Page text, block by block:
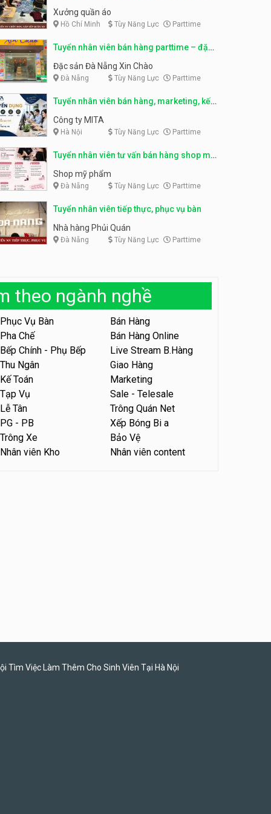
Tuyển nhân viên đóng gói
Shop online
partime, fulltime
Tuyển nhân viên phục vụ
khu vui chơi parttime linh
Khu vui chơi May Town
hàng shop mỹ phẩm
Shop mỹ phẩm
giữ xe parttime – Kibo Kid
KIBO KIDS
Tuyển nhân viên edit ảnh,
video parttime
Tuyển nhân viên tiếp thực,
phục vụ bàn
Tuyển nhân viên phục vụ ca
tối – quán kem dừa
Quán kem dừa
Tuyển nhân viên phụ bếp –
Bún Đậu Mắm Tôm – Bếp
Tiên
Bún Đậu Mắm Tôm - Bếp Tiên
Tuyển nhân viên phụ quán ăn
sản phẩm
Xưởng quần áo
Hồ Chí Minh Tùy Năng Lực Parttime
Tuyển nhân viên bán hàng parttime – đặc
sản Đà Nẵng
Đặc sản Đà Nẵng Xin Chào
Đà Nẵng Tùy Năng Lực Parttime
Tuyển nhân viên bán hàng, marketing, kế
toán, kho – parttime, fulltime
Công ty MITA
Hà Nội Tùy Năng Lực Parttime
Tuyển nhân viên tư vấn bán hàng shop mỹ
phẩm
Shop mỹ phẩm
Đà Nẵng Tùy Năng Lực Parttime
Tuyển nhân viên tiếp thực, phục vụ bàn
Nhà hàng Phủi Quán
Đà Nẵng Tùy Năng Lực Parttime
theo ngành nghề
Phục Vụ Bàn
Bán Hàng
Pha Chế
Bán Hàng Online
Bếp Chính - Phụ Bếp
Live Stream B.Hàng
Thu Ngân
Giao Hàng
Kế Toán
Marketing
Tạp Vụ
Sale - Telesale
Lễ Tân
Trông Quán Net
PG - PB
Xếp Bóng Bi a
Trông Xe
Bảo Vệ
Nhân viên Kho Nhân viên content
Tìm Việc Làm Thêm Cho Sinh Viên Tại Hà Nội